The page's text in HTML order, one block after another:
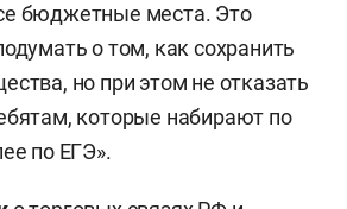
бюджетные места. Это
о том, как сохранить
но при этом не отказать
которые набирают по
по ЕГЭ».